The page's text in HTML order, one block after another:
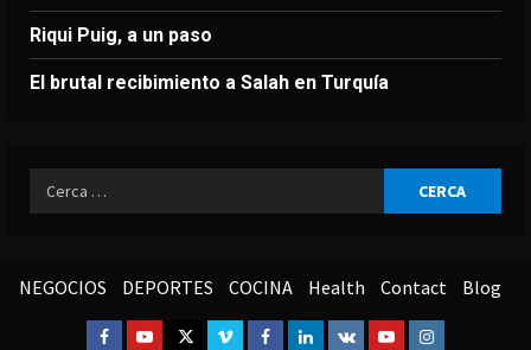
Riqui Puig, a un paso
El brutal recibimiento a Salah en Turquía
Ricerca
per:
NEGOCIOS DEPORTES COCINA Health Contact Blog
Facebook
YoutubeTwitterVimeoFacebook
Linkedin
VK YoutubeInstagram